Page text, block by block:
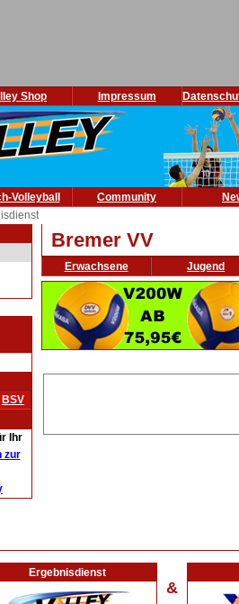
Shop Impressum
Volleyball Community
BSV
Ihr
zur
Bremer VV
Erwachsene Jugend
Ergebnisdienst
&